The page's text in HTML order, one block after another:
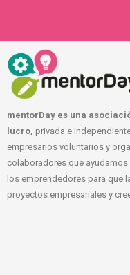
mentorDay es una
lucro, privada e
empresarios voluntarios y
colaboradores que
los emprendedores para que
proyectos empresariales y